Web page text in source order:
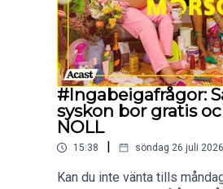
#Ingabeigafrågor:
syskon bor gratis
NOLL
15:38 söndag 26 juli 2026
Kan du inte vänta tills